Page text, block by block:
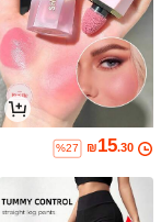
₪15.30
%27